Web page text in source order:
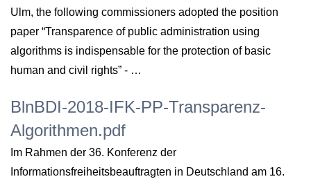
Ulm, the following commissioners adopted the position
paper “Transparence of public administration using
algorithms is indispensable for the protection of basic
human and civil rights” - …
BlnBDI-2018-IFK-PP-Transparenz-
Algorithmen.pdf
Im Rahmen der 36. Konferenz der
Informationsfreiheitsbeauftragten in Deutschland am 16.